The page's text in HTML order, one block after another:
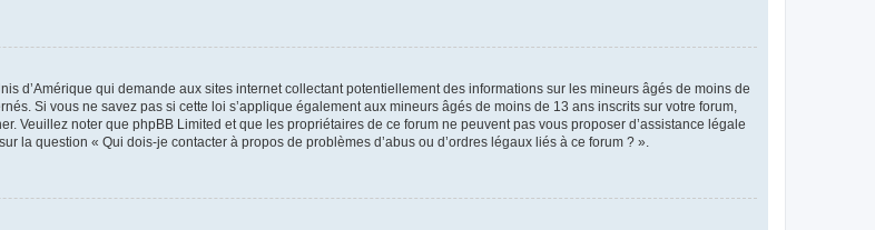
d’Amérique qui demande aux sites internet collectant potentiellement des informations sur les mineurs âgés de moins de
Si vous ne savez pas si cette loi s’applique également aux mineurs âgés de moins de 13 ans inscrits sur votre forum,
Veuillez noter que phpBB Limited et que les propriétaires de ce forum ne peuvent pas vous proposer d’assistance légale
la question « Qui dois-je contacter à propos de problèmes d’abus ou d’ordres légaux liés à ce forum ? ».